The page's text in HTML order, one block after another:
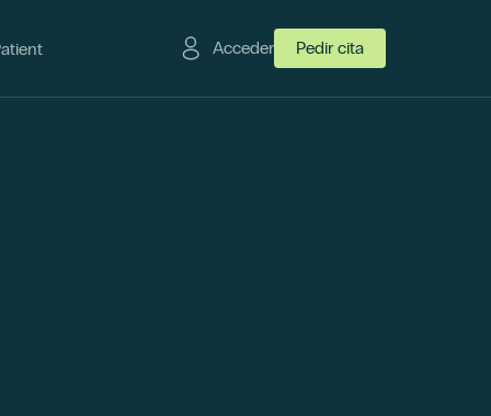
Acceder Pedir cita